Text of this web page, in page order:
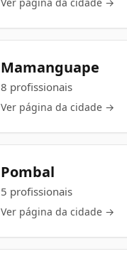
Mamanguape
8 profissionais
Ver página da cidade →
Pombal
5 profissionais
Ver página da cidade →